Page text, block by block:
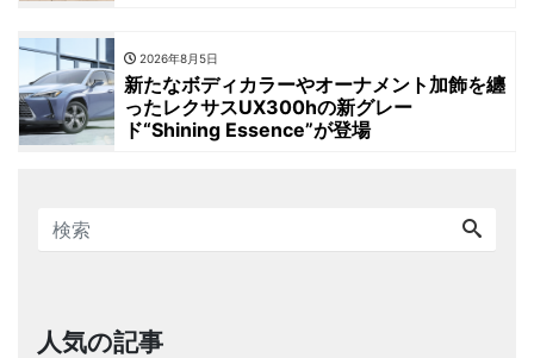
2026年8月5日
新たなボディカラーやオーナメント加飾を纏
ったレクサスUX300hの新グレー
ド“Shining Essence”が登場
人気の記事